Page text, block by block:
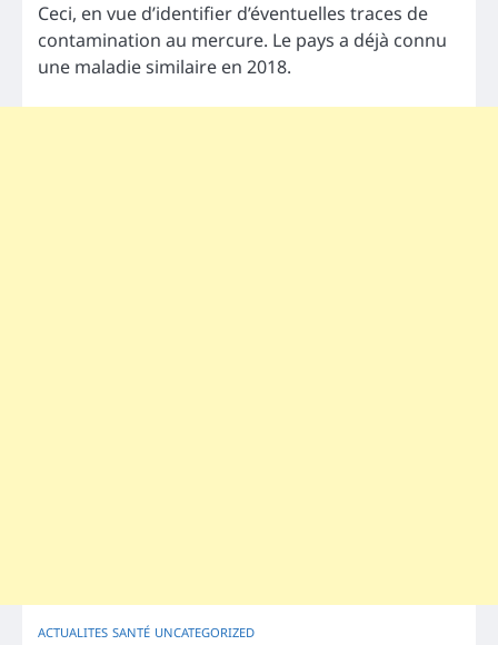
Ceci, en vue d’identifier d’éventuelles traces de
contamination au mercure. Le pays a déjà connu
une maladie similaire en 2018.
ACTUALITES SANTÉ UNCATEGORIZED